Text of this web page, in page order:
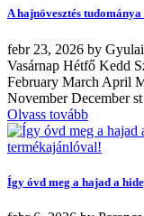
A hajnövesztés tudománya
febr 23, 2026 by
Vasárnap Hétfő Kedd
February March April
November December
Olvass tovább
Így óvd meg a hajad a